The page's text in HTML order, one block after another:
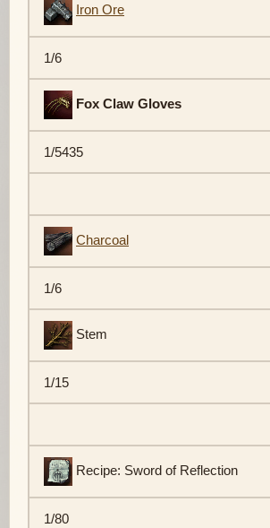
Iron Ore
1/6
Fox Claw Gloves
1/5435
Charcoal
1/6
Stem
1/15
Recipe: Sword of Reflection
1/80